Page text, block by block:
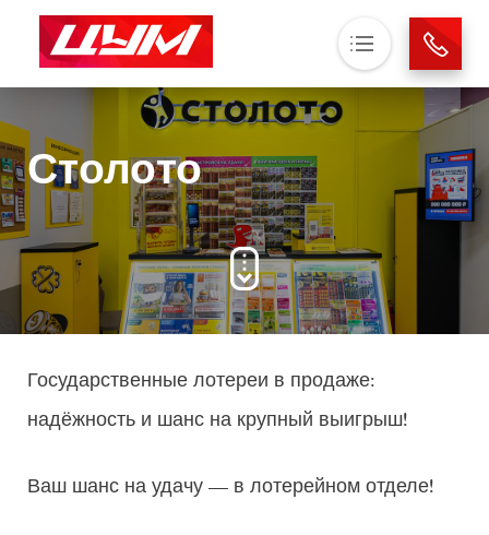
Основная навигация О нас
Магазины
Аренда
Столото
Государственные лотереи в продаже:
надёжность и шанс на крупный выигрыш!
Ваш шанс на удачу — в лотерейном отделе!